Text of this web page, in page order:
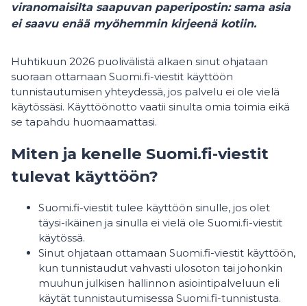
viranomaisilta saapuvan paperipostin: sama asia
ei saavu enää myöhemmin kirjeenä kotiin.
Huhtikuun 2026 puolivälistä alkaen sinut ohjataan
suoraan ottamaan Suomi.fi-viestit käyttöön
tunnistautumisen yhteydessä, jos palvelu ei ole vielä
käytössäsi. Käyttöönotto vaatii sinulta omia toimia eikä
se tapahdu huomaamattasi.
Miten ja kenelle Suomi.fi-viestit
tulevat käyttöön?
Suomi.fi-viestit tulee käyttöön sinulle, jos olet
täysi-ikäinen ja sinulla ei vielä ole Suomi.fi-viestit
käytössä.
Sinut ohjataan ottamaan Suomi.fi-viestit käyttöön,
kun tunnistaudut vahvasti ulosoton tai johonkin
muuhun julkisen hallinnon asiointipalveluun eli
käytät tunnistautumisessa Suomi.fi-tunnistusta.